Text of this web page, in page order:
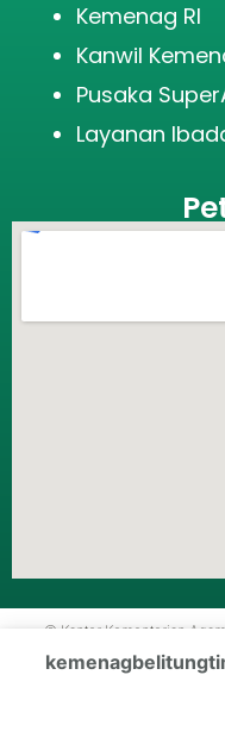
Kemenag RI
Kanwil
Pusaka
Layanan
© Kantor Kementerian